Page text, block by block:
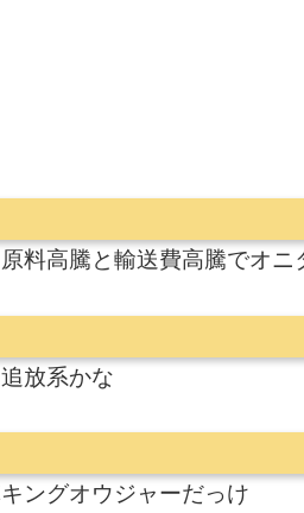
料高騰と輸送費高騰でオ
放系かな
ングオウジャーだっけ